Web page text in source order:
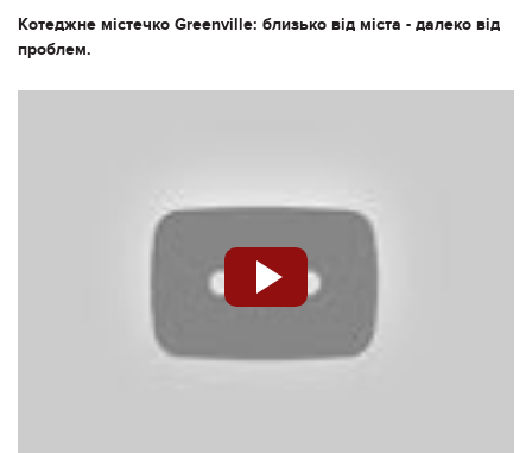
Котеджне містечко Greenville: близько від міста - далеко від
проблем.